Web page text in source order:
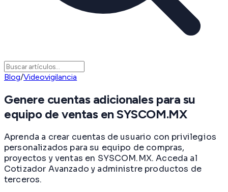
Blog/Videovigilancia
Genere cuentas adicionales para su
equipo de ventas en SYSCOM.MX
Aprenda a crear cuentas de usuario con privilegios
personalizados para su equipo de compras,
proyectos y ventas en SYSCOM.MX. Acceda al
Cotizador Avanzado y administre productos de
terceros.